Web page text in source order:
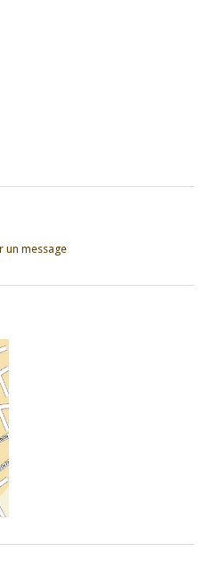
un message